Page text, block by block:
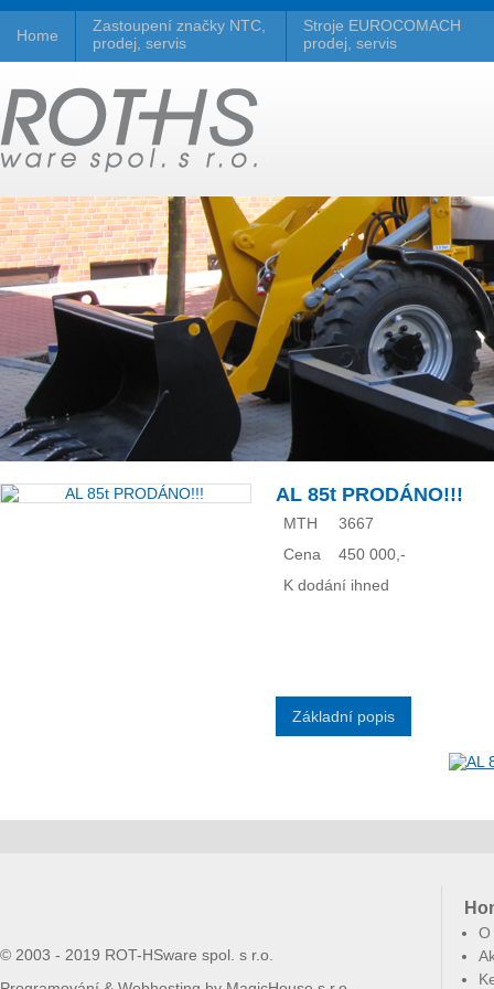
Home
Zastoupení značky NTC,
prodej, servis
Stroje EUROCOMACH
prodej, servis
AL 85t PRODÁNO!!!
MTH
3667
Cena
450 000,-
K dodání ihned
Základní popis
© 2003 - 2019 ROT-HSware spol. s r.o.
O